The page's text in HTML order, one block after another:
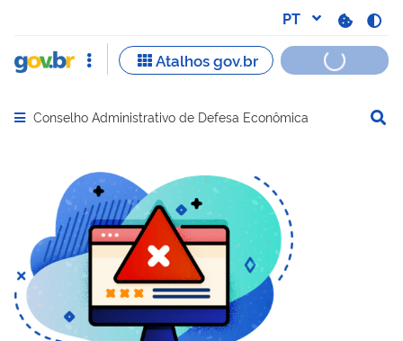
Abrir menu principal de navegação
Conselho Administrativo de Defesa Econômica